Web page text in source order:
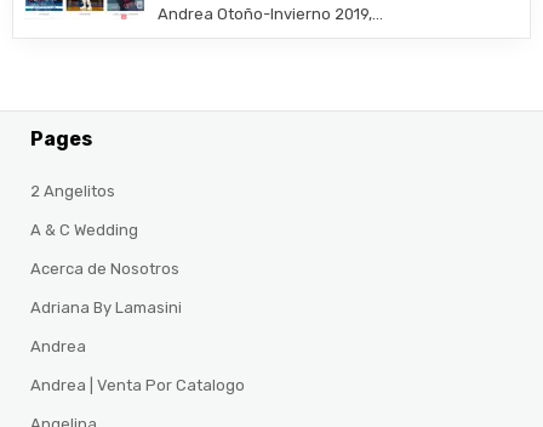
Andrea Otoño-Invierno 2019,…
Pages
2 Angelitos
A & C Wedding
Acerca de Nosotros
Adriana By Lamasini
Andrea
Andrea | Venta Por Catalogo